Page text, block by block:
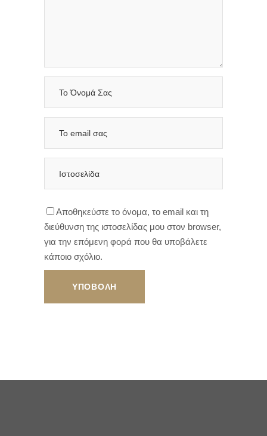
Αποθηκεύστε το όνομα, το email και τη
διεύθυνση της ιστοσελίδας μου στον browser,
για την επόμενη φορά που θα υποβάλετε
κάποιο σχόλιο.